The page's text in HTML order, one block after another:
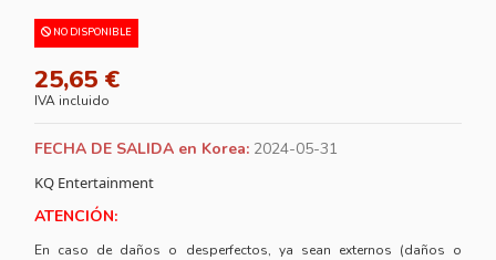
NO DISPONIBLE
25,65 €
IVA incluido
FECHA DE SALIDA en Korea: 2024-05-31
KQ Entertainment
ATENCIÓN:
En caso de daños o desperfectos, ya sean externos (daños o